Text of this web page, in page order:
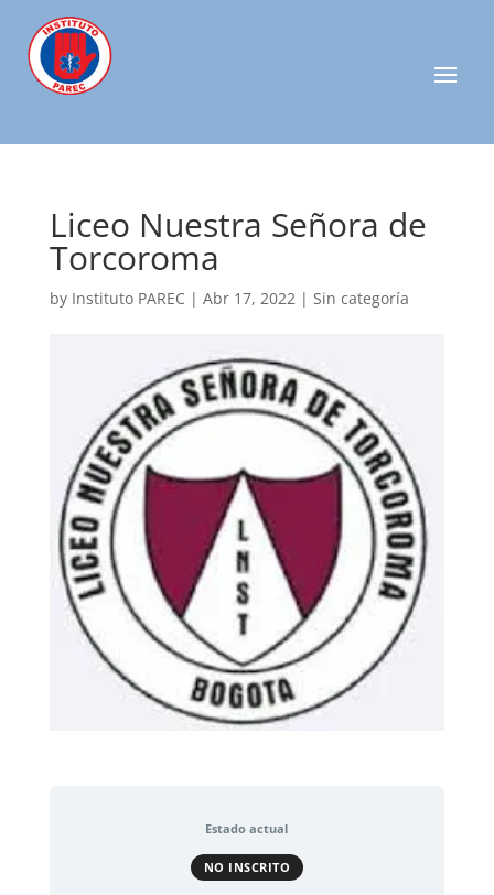
Liceo Nuestra Señora de
Torcoroma
by Instituto PAREC | Abr 17, 2022| Sin categoría
Estado actual
NO INSCRITO